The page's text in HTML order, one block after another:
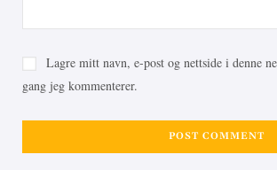
Lagre mitt navn, e-post og nettside i denne
gang jeg kommenterer.